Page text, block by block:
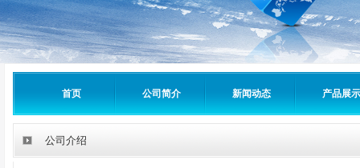
首页 公司简介 新闻动态 产品展示
公司介绍